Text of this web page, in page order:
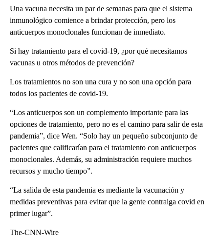
Una vacuna necesita un par de semanas para que el sistema
inmunológico comience a brindar protección, pero los
anticuerpos monoclonales funcionan de inmediato.
Si hay tratamiento para el covid-19, ¿por qué necesitamos
vacunas u otros métodos de prevención?
Los tratamientos no son una cura y no son una opción para
todos los pacientes de covid-19.
“Los anticuerpos son un complemento importante para las
opciones de tratamiento, pero no es el camino para salir de esta
pandemia”, dice Wen. “Solo hay un pequeño subconjunto de
pacientes que calificarían para el tratamiento con anticuerpos
monoclonales. Además, su administración requiere muchos
recursos y mucho tiempo”.
“La salida de esta pandemia es mediante la vacunación y
medidas preventivas para evitar que la gente contraiga covid en
primer lugar”.
The-CNN-Wire